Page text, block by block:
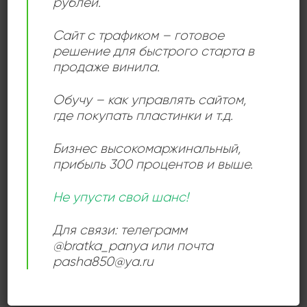
исключением тех, что выпущены в составе его
группы Yngwie J. Malmsteen’s Rising Force.
Add to
wishlist
Ингви Малмстин = Yngwie
J. Malmsteen – Трилогия
= Trilogy
1000,00₽
Сайт с трафиком – готовое
решение для быстрого старта в
продаже винила.
Обучу – как управлять сайтом,
где покупать пластинки и т.д.
Бизнес высокомаржинальный,
прибыль 300 процентов и выше.
Не упусти свой шанс!
Для связи: телеграмм
@bratka_panya или почта
pasha850@ya.ru